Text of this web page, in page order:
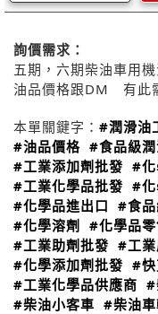
詢價需求：
五期，六期柴油車用機
油品價格跟DM 有此
本單關鍵字： #潤滑油
#油品價格 #食品級
#工業添加劑批發 #化
#工業化學品批發 #化
#化學品進出口 #食品
#化學溶劑
#化學品
#工業助劑批發 #工
#化學添加劑批發 #快
#工業化學品供應商 #
#柴油小客車 #柴油